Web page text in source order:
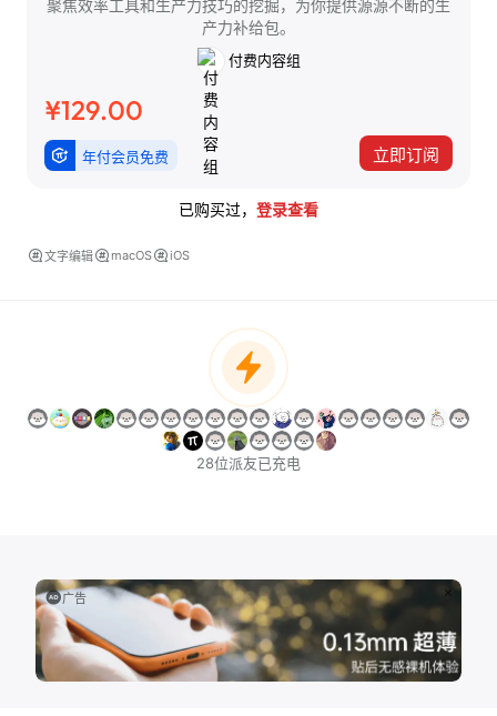
聚焦效率工具和生产力技巧的挖掘，为你提供源源不断的生
产力补给包。
付费内容组
¥129.00
年付会员免费 立即订阅
已购买过， 登录查看
文字编辑 macOS iOS
28位派友已充电
广告